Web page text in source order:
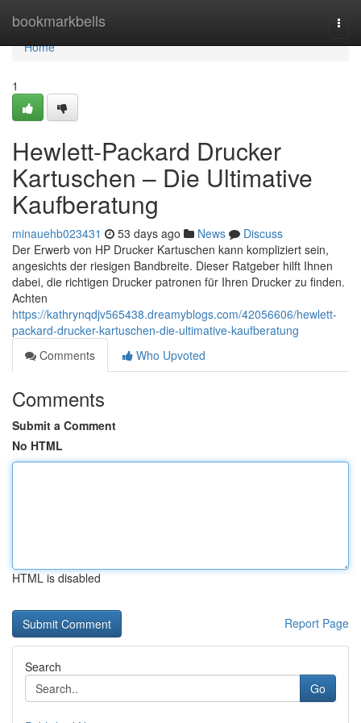
bookmarkbells
Home
Home
1
Hewlett-Packard Drucker
Kartuschen – Die Ultimative
Kaufberatung
minauehb023431 53 days ago News
Discuss
Der Erwerb von HP Drucker Kartuschen kann kompliziert sein,
angesichts der riesigen Bandbreite. Dieser Ratgeber hilft Ihnen
dabei, die richtigen Drucker patronen für Ihren Drucker zu finden.
Achten
https://kathrynqdjv565438.dreamyblogs.com/42056606/hewlett-
packard-drucker-kartuschen-die-ultimative-kaufberatung
Comments
Who Upvoted
Comments
Submit a Comment
No HTML
HTML is disabled
Report Page
Search
Go